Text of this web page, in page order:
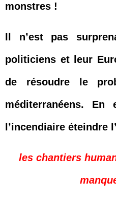
monstres !
Il n’est pas
politiciens et leur
de résoudre le
méditerranéens.
l’incendiaire éteindre
les chantiers